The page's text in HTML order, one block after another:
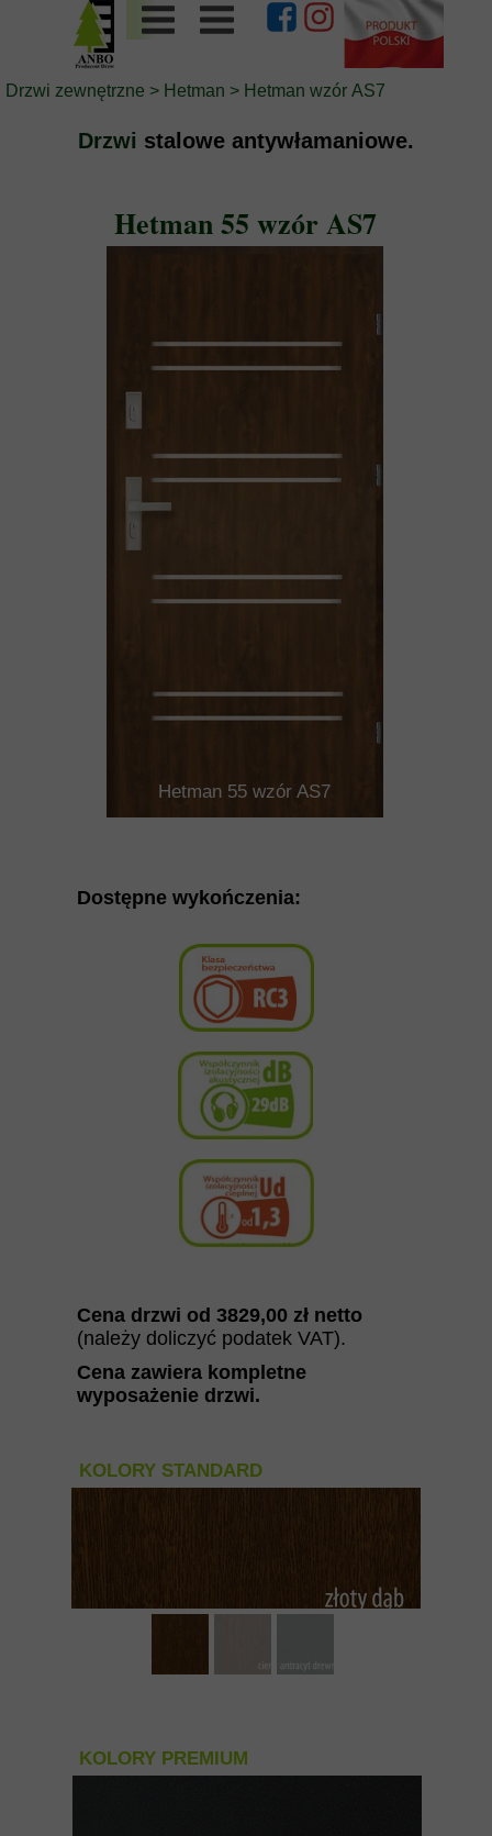
Drzwi zewnętrzne > Hetman > Hetman wzór AS7
Cena zawiera kompletne
wyposażenie drzwi.
Cena drzwi od 3829,00 zł netto
(należy doliczyć podatek VAT).
KOLORY PREMIUM
KOLORY STANDARD
Dostępne wykończenia:
Drzwi stalowe antywłamaniowe.
Hetman 55 wzór AS7
Hetman 55 wzór AS7